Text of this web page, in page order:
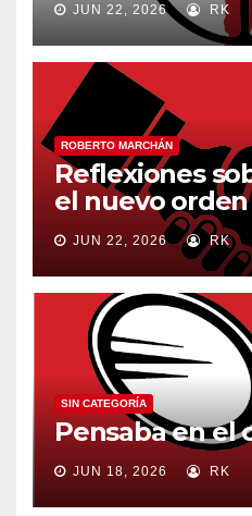
JUN 22, 2026 RK
ROBERTO MARCHÁN
Reflexiones
el nuevo
JUN 22, 2026 RK
SIN CATEGORÍA
Pensaba en el
JUN 18, 2026 RK